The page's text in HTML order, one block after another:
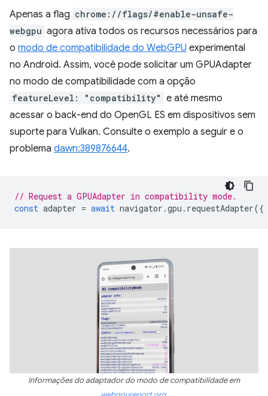
Apenas a flag chrome://flags/#enable-unsafe-
webgpu agora ativa todos os recursos necessários para
o modo de compatibilidade do WebGPU experimental
no Android. Assim, você pode solicitar um GPUAdapter
no modo de compatibilidade com a opção
featureLevel: "compatibility" e até mesmo
acessar o back-end do OpenGL ES em dispositivos sem
suporte para Vulkan. Consulte o exemplo a seguir e o
problema dawn:389876644.
// Request a GPUAdapter in compatibility mode.
const adapter = await navigator .gpu . requestAdapter({
Informações do adaptador do modo de compatibilidade em